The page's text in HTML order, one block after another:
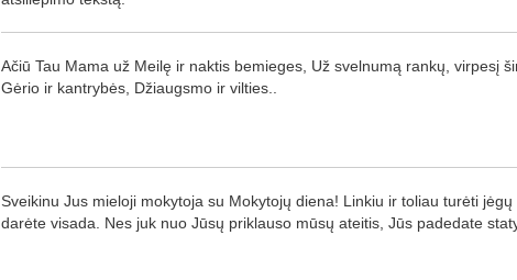
Ačiū Tau Mama už Meilę ir naktis bemieges, Už svelnumą rankų, virpesį
Gėrio ir kantrybės, Džiaugsmo ir vilties..
Sveikinu Jus mieloji mokytoja su Mokytojų diena! Linkiu ir toliau turėti
darėte visada. Nes juk nuo Jūsų priklauso mūsų ateitis, Jūs padedate